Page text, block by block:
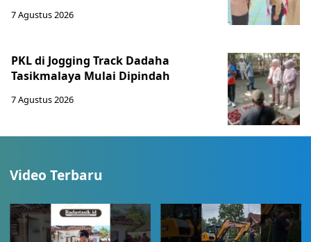
7 Agustus 2026
PKL di Jogging Track Dadaha
Tasikmalaya Mulai Dipindah
7 Agustus 2026
Video Terbaru